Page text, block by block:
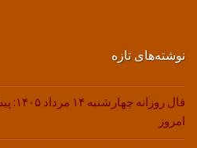
نوشته‌های تازه
فال
امروز